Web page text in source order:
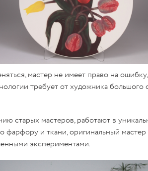
мастер не имеет право на
требует от художника большого
старых мастеров, работают в
и ткани, оригинальный мастер
экспериментами.